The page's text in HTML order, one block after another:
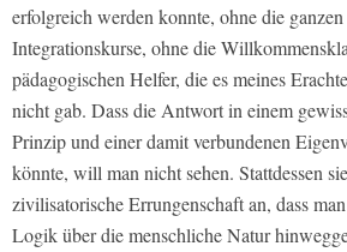
erfolgreich werden konnte, ohne die
Integrationskurse, ohne die
pädagogischen Helfer, die es meines
nicht gab. Dass die Antwort in einem
Prinzip und einer damit verbundenen
könnte, will man nicht sehen. Stattdessen
zivilisatorische Errungenschaft an, dass
Logik über die menschliche Natur